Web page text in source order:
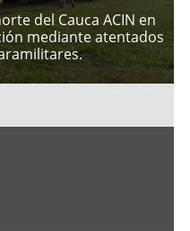
del Cauca ACIN en
mediante atentados